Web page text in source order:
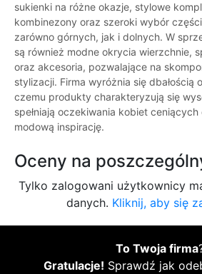
sukienki na różne okazje, stylowe
kombinezony oraz szeroki wybór
zarówno górnych, jak i dolnych. W
są również modne okrycia wierzchnie,
oraz akcesoria, pozwalające na
stylizacji. Firma wyróżnia się dbałością
czemu produkty charakteryzują się
spełniają oczekiwania kobiet
modową inspirację.
Oceny na
Tylko zalogowani użytkownicy
danych. Kliknij, aby się
To Twoja firma
Gratulacje! Sprawdź jak